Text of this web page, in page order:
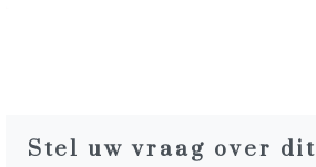
Stel uw vraag over dit